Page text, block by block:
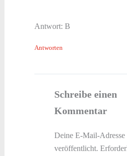
Antwort: B
Antworten
Schreibe einen
Kommentar
Deine E-Mail-
veröffentlicht.